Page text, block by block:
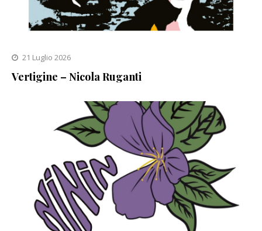
21 Luglio 2026
Vertigine – Nicola Ruganti